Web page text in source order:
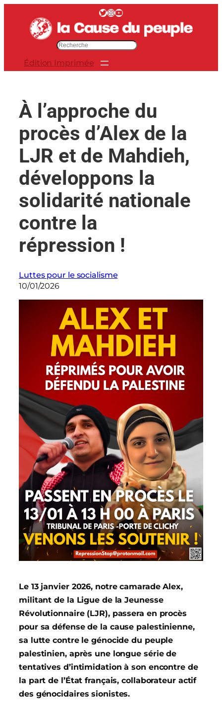
contenu
Twitter InstagramYouTube
c
e
r
Édition Imprimée
À l’approche du
procès d’Alex de la
LJR et de Mahdieh,
développons la
solidarité nationale
contre la
répression !
Luttes pour le socialisme
10/01/2026
Le 13 janvier 2026, notre camarade Alex,
militant de la Ligue de la Jeunesse
Révolutionnaire (LJR), passera en procès
pour sa défense de la cause palestinienne,
sa lutte contre le génocide du peuple
palestinien, après une longue série de
tentatives d’intimidation à son encontre de
la part de l’État français, collaborateur actif
des génocidaires sionistes.